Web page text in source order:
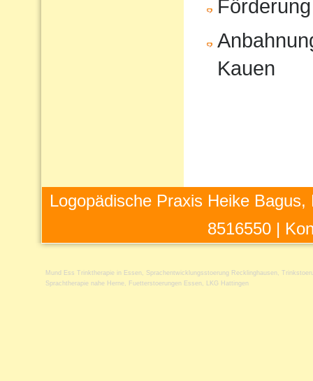
Kauen
Logopädische Praxis Heike
8516550 |
Mund Ess Trinktherapie in Essen Sprachentwicklungsstoerung Recklinghausen
Sprachtherapie nahe Herne
Fuetterstoerungen Essen LKG Hattingen